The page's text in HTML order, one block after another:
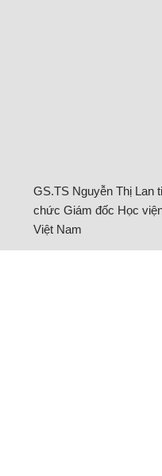
GS.TS Nguyễn Thị Lan
chức Giám đốc Học
Việt Nam